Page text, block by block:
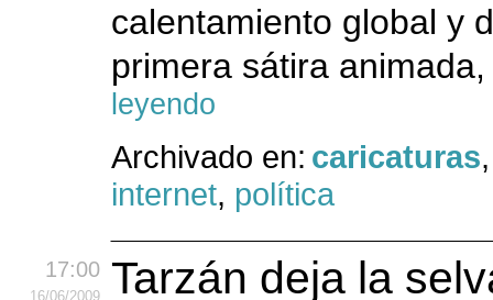
calentamiento global y
primera sátira
leyendo
Archivado en: caricaturas
internet, política
17:00
16/06/2009 Tarzán deja la